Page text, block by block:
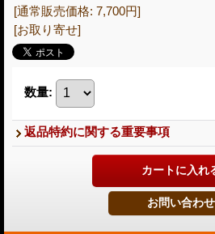
[通常販売価格: 7,700円]
[お取り寄せ]
数量:
返品特約に関する重要事項